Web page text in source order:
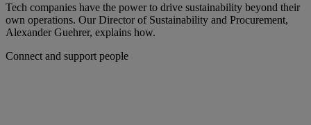
Tech companies have the power to drive sustainability beyond their
own operations. Our Director of Sustainability and Procurement,
Alexander Guehrer, explains how.
Connect and support people